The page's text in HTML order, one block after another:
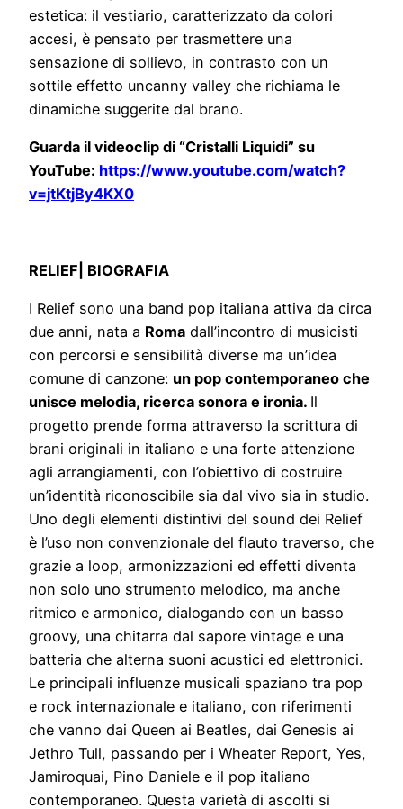
estetica: il vestiario, caratterizzato da colori
accesi, è pensato per trasmettere una
sensazione di sollievo, in contrasto con un
sottile effetto uncanny valley che richiama le
dinamiche suggerite dal brano.
Guarda il videoclip di “Cristalli Liquidi” su
YouTube: https://www.youtube.com/watch?
v=jtKtjBy4KX0
RELIEF| BIOGRAFIA
I Relief sono una band pop italiana attiva da circa
due anni, nata a Roma dall’incontro di musicisti
con percorsi e sensibilità diverse ma un’idea
comune di canzone: un pop contemporaneo che
unisce melodia, ricerca sonora e ironia. Il
progetto prende forma attraverso la scrittura di
brani originali in italiano e una forte attenzione
agli arrangiamenti, con l’obiettivo di costruire
un’identità riconoscibile sia dal vivo sia in studio.
Uno degli elementi distintivi del sound dei Relief
è l’uso non convenzionale del flauto traverso, che
grazie a loop, armonizzazioni ed effetti diventa
non solo uno strumento melodico, ma anche
ritmico e armonico, dialogando con un basso
groovy, una chitarra dal sapore vintage e una
batteria che alterna suoni acustici ed elettronici.
Le principali influenze musicali spaziano tra pop
e rock internazionale e italiano, con riferimenti
che vanno dai Queen ai Beatles, dai Genesis ai
Jethro Tull, passando per i Wheater Report, Yes,
Jamiroquai, Pino Daniele e il pop italiano
contemporaneo. Questa varietà di ascolti si